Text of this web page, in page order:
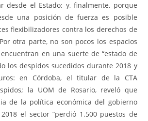
desde el Estado; y, finalmente, porque
una posición de fuerza es posible
flexibilizadores contra los derechos de
otra parte, no son pocos los espacios
en una suerte de “estado de
los despidos sucedidos durante 2018 y
en Córdoba, el titular de la CTA
la UOM de Rosario, reveló que
de la política económica del gobierno
el sector “perdió 1.500 puestos de